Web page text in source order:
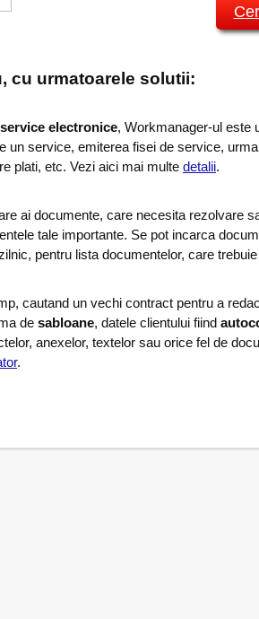
cu urmatoarele solutii:
service electronice, Workmanager-ul este
un service, emiterea fisei de service,
plati, etc. Vezi aici mai multe detalii.
ai documente, care necesita rezolvare
tale importante. Se pot incarca
pentru lista documentelor, care
cautand un vechi contract pentru a
de sabloane, datele clientului fiind
anexelor, textelor sau orice fel de
.